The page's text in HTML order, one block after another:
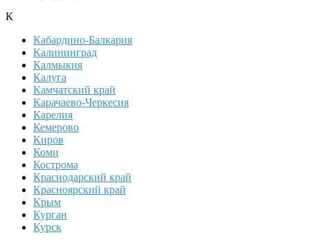
К
Кабардино-Балкария
Калининград
Калмыкия
Калуга
Камчатский край
Карачаево-Черкесия
Карелия
Кемерово
Киров
Коми
Кострома
Краснодарский край
Красноярский край
Крым
Курган
Курск